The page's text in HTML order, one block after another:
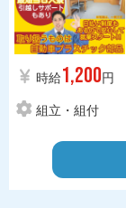
時給1,200円
組立・組付